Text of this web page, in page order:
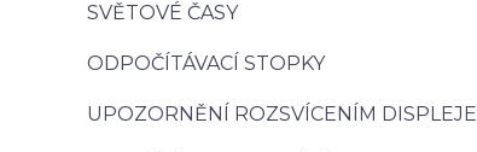
SVĚTOVÉ ČASY
ODPOČÍTÁVACÍ STOPKY
UPOZORNĚNÍ ROZSVÍCENÍM DISPLEJE